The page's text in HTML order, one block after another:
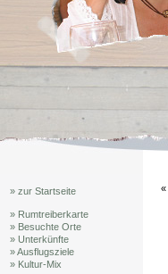
» zur Startseite
» Rumtreiberkarte
» Besuchte Orte
» Unterkünfte
» Ausflugsziele
» Kultur-Mix
«